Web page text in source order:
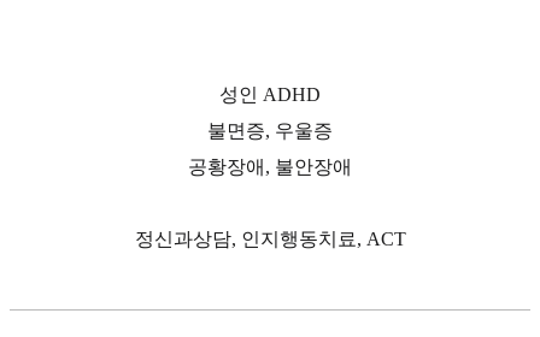
성인 ADHD
불면증, 우울증
공황장애, 불안장애
정신과상담, 인지행동치료, ACT